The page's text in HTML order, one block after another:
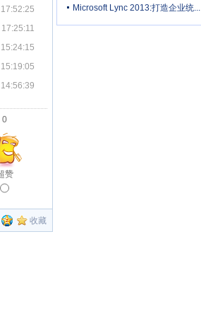
0
赞
收藏
Microsoft Lync 2013:打造企业统...